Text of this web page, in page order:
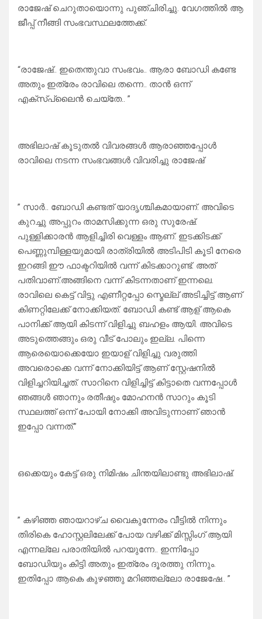
രാജേഷ് ചെറുതായൊന്നു പുഞ്ചിരിച്ചു. വേഗത്തിൽ ആ
ജീപ്പ് നീങ്ങി സംഭവസ്ഥലത്തേക്ക്.
“രാജേഷ്.. ഇതെന്തുവാ സംഭവം.. ആരാ ബോഡി കണ്ടേ
അതും ഇത്രേം രാവിലെ തന്നെ.. താൻ ഒന്ന്
എക്സ്പ്ലൈൻ ചെയ്തേ.. ”
അഭിലാഷ് കൂടുതൽ വിവരങ്ങൾ ആരാഞ്ഞപ്പോൾ
രാവിലെ നടന്ന സംഭവങ്ങൾ വിവരിച്ചു രാജേഷ്
” സാർ.. ബോഡി കണ്ടത് യാദൃശ്ചികമായാണ്. അവിടെ
കുറച്ചു അപ്പുറം താമസിക്കുന്ന ഒരു സുരേഷ്.
പുള്ളിക്കാരൻ ആളിച്ചിരി വെള്ളം ആണ്. ഇടക്കിടക്ക്
പെണ്ണുമ്പിള്ളയുമായി രാത്രിയിൽ അടിപിടി കൂടി നേരെ
ഇറങ്ങി ഈ ഫാക്ടറിയിൽ വന്ന് കിടക്കാറുണ്ട്. അത്
പതിവാണ്.അങ്ങിനെ വന്ന് കിടന്നതാണ് ഇന്നലെ.
രാവിലെ കെട്ട് വിട്ടു എണീറ്റപ്പോ സ്മെല്ല് അടിച്ചിട്ട് ആണ്
കിണറ്റിലേക്ക് നോക്കിയത്. ബോഡി കണ്ട് ആള് ആകെ
പാനിക്ക് ആയി കിടന്ന് വിളിച്ചു ബഹളം ആയി. അവിടെ
അടുത്തെങ്ങും ഒരു വീട് പോലും ഇല്ല. പിന്നെ
ആരെയൊക്കെയോ ഇയാള് വിളിച്ചു വരുത്തി
അവരൊക്കെ വന്ന് നോക്കിയിട്ട് ആണ് സ്റ്റേഷനിൽ
വിളിച്ചറിയിച്ചത്. സാറിനെ വിളിച്ചിട്ട് കിട്ടാതെ വന്നപ്പോൾ
ഞങ്ങൾ ഞാനും രതീഷും മോഹനൻ സാറും കൂടി
സ്ഥലത്ത് ഒന്ന് പോയി നോക്കി അവിടുന്നാണ് ഞാൻ
ഇപ്പോ വന്നത്.”
ഒക്കെയും കേട്ട് ഒരു നിമിഷം ചിന്തയിലാണ്ടു അഭിലാഷ്.
” കഴിഞ്ഞ ഞായറാഴ്ച വൈകുന്നേരം വീട്ടിൽ നിന്നും
തിരികെ ഹോസ്റ്റലിലേക്ക് പോയ വഴിക്ക് മിസ്സിംഗ്‌ ആയി
എന്നല്ലേ പരാതിയിൽ പറയുന്നേ.. ഇന്നിപ്പോ
ബോഡിയും കിട്ടി അതും ഇത്രേം ദൂരത്തു നിന്നും.
ഇതിപ്പോ ആകെ കുഴഞ്ഞു മറിഞ്ഞല്ലോ രാജേഷേ.. ”